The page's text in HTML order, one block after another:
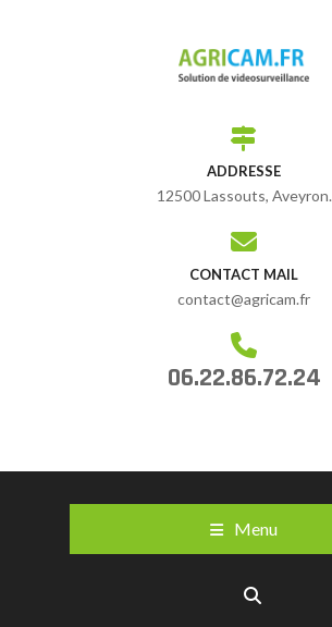
ADDRESSE
12500 Lassouts, Aveyron.
CONTACT MAIL
contact@agricam.fr
06.22.86.72.24
Menu